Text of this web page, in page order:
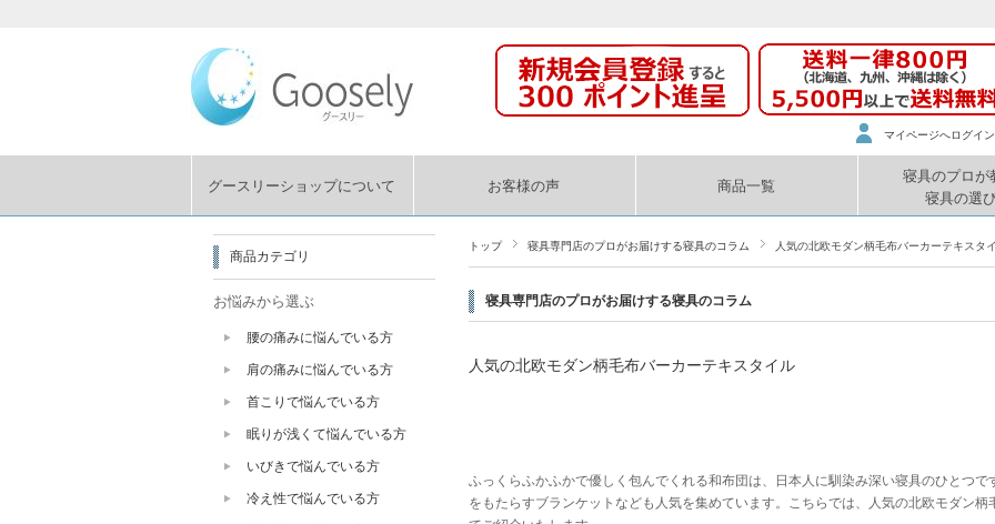
マイページへログイン
グースリーショップについて お客様の声 商品一覧
寝具のプロが
寝具の選
トップ 寝具専門店のプロがお届けする寝具のコラム 人気の北欧モダン柄毛布バーカーテキスタ
寝具専門店のプロがお届けする寝具のコラム
人気の北欧モダン柄毛布バーカーテキスタイル
ふっくらふかふかで優しく包んでくれる和布団 は、日本人に馴染み深い寝具のひとつ
をもたらすブランケットなども人気を集めています。こちらでは、人気の北欧モダン
商品カテゴリ
お悩みから選ぶ
腰の痛みに悩んでいる方
肩の痛みに悩んでいる方
首こりで悩んでいる方
眠りが浅くて悩んでいる方
いびきで悩んでいる方
冷え性で悩んでいる方